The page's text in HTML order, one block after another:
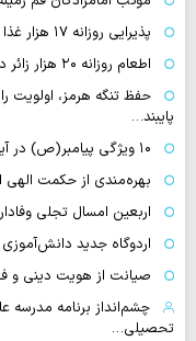
پذیرایی روزانه ۱۷ هزار غذا در موکب امامزادگان قم
اطعام روزانه ۲۰ هزار زائر در حرم بانوی کرامت تا پایان ماه صفر
حفظ تنگه هرمز،
پایبند…
۱۰ ویژگی پیامبر(ص) در آیه ۱۵۷ سوره اعراف
بهره‌مندی از حکمت الهی
اربعین امسال تجلی
اردوگاه جدید
صیانت از هویت دینی و
چشم‌انداز برنامه مدرسه
تحصیلی…